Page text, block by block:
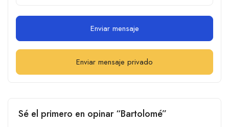
Enviar mensaje
Enviar mensaje privado
Sé el primero en opinar “Bartolomé”